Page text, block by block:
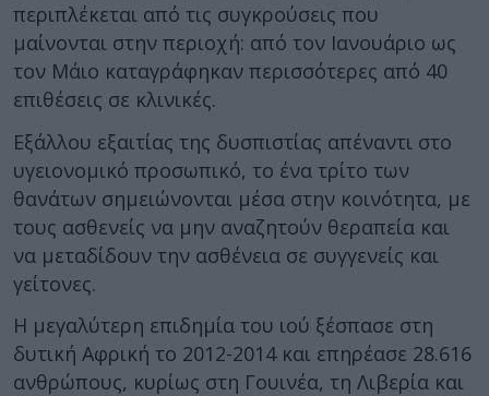
περιπλέκεται από τις συγκρούσεις που
μαίνονται στην περιοχή: από τον Ιανουάριο ως
τον Μάιο καταγράφηκαν περισσότερες από 40
επιθέσεις σε κλινικές.
Εξάλλου εξαιτίας της δυσπιστίας απέναντι στο
υγειονομικό προσωπικό, το ένα τρίτο των
θανάτων σημειώνονται μέσα στην κοινότητα, με
τους ασθενείς να μην αναζητούν θεραπεία και
να μεταδίδουν την ασθένεια σε συγγενείς και
γείτονες.
Η μεγαλύτερη επιδημία του ιού ξέσπασε στη
δυτική Αφρική το 2012-2014 και επηρέασε 28.616
ανθρώπους, κυρίως στη Γουινέα, τη Λιβερία και